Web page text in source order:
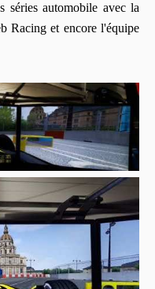
séries automobile avec la
Racing et encore l'équipe